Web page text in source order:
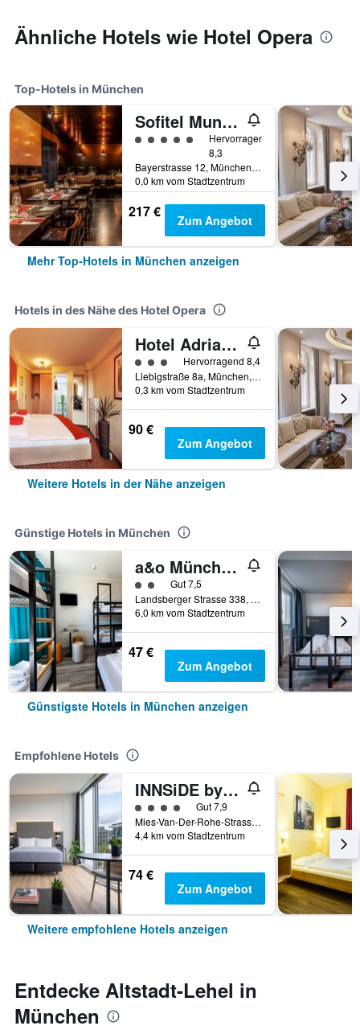
Ähnliche Hotels wie Hotel Opera
Top-Hotels in München
Sofitel Munich Bayerpost
Bewertungskategorie 5
Hervorragend
8,3
Bayerstrasse 12, München, Bayern, Deutschland
0,0 km vom Stadtzentrum
217 € Zum Angebot
Mehr Top-Hotels in München anzeigen
Hotels in des Nähe des Hotel Opera
Hotel Adria München
Bewertungskategorie 3
Hervorragend 8,4
Liebigstraße 8a, München, Bayern, Deutschland
0,3 km vom Stadtzentrum
90 €
Zum Angebot
Weitere Hotels in der Nähe anzeigen
Günstige Hotels in München
a&o München Laim
Bewertungskategorie 2
Gut 7,5
Landsberger Strasse 338, München, Bayern, Deutschland
6,0 km vom Stadtzentrum
47 €
Zum Angebot
Günstigste Hotels in München anzeigen
Empfohlene Hotels
INNSiDE by Meliá MÜnchen Parkstadt Schwabing
Bewertungskategorie 4
Gut 7,9
Mies-Van-Der-Rohe-Strasse 10, München, Bayern, Deutschland
4,4 km vom Stadtzentrum
74 €
Zum Angebot
Weitere empfohlene Hotels anzeigen
Entdecke Altstadt-Lehel in
München